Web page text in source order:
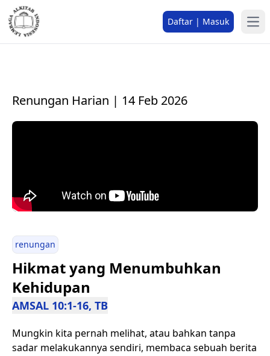
Daftar | Masuk
Renungan Harian | 14 Feb 2026
renungan
Hikmat yang Menumbuhkan
Kehidupan
AMSAL 10:1-16, TB
Mungkin kita pernah melihat, atau bahkan tanpa
sadar melakukannya sendiri, membaca sebuah berita